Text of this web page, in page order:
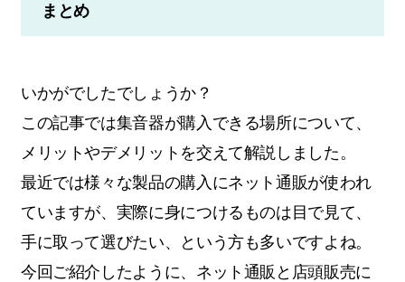
まとめ
いかがでしたでしょうか？
この記事では集音器が購入できる場所について、
メリットやデメリットを交えて解説しました。
最近では様々な製品の購入にネット通販が使われ
ていますが、実際に身につけるものは目で見て、
手に取って選びたい、という方も多いですよね。
今回ご紹介したように、ネット通販と店頭販売に